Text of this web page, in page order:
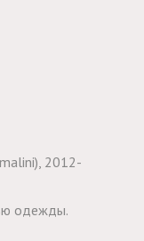
2012-
одежды.